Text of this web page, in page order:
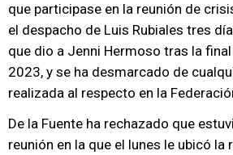
que participase en la reunión de
el despacho de Luis Rubiales tres
que dio a Jenni Hermoso tras la
2023, y se ha desmarcado de
realizada al respecto en la
De la Fuente ha rechazado que
reunión en la que el lunes le ubicó la